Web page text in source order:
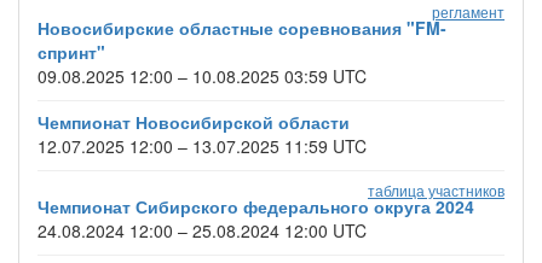
регламент
Новосибирские областные соревнования "FM-
спринт"
09.08.2025 12:00 – 10.08.2025 03:59 UTC
Чемпионат Новосибирской области
12.07.2025 12:00 – 13.07.2025 11:59 UTC
таблица участников
Чемпионат Сибирского федерального округа 2024
24.08.2024 12:00 – 25.08.2024 12:00 UTC